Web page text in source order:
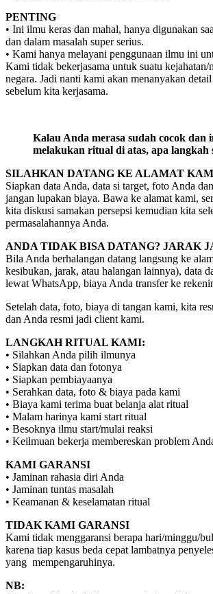
PENTING
• Ini ilmu keras dan mahal, hanya digunakan
dan dalam masalah super serius.
• Kami hanya melayani penggunaan ilmu ini
Kami tidak bekerjasama untuk suatu kejahatan/
negara. Jadi nanti kami akan menanyakan
sebelum kita kerjasama.
Kalau Anda merasa sudah cocok dan
melakukan ritual di atas, apa langkah
SILAHKAN DATANG KE ALAMAT
Siapkan data Anda, data si target, foto Anda
jangan lupakan biaya. Bawa ke alamat kami,
kita diskusi samakan persepsi kemudian kita
permasalahannya Anda.
ANDA TIDAK BISA DATANG? JARAK
Bila Anda berhalangan datang langsung ke
kesibukan, jarak, atau halangan lainnya), data
lewat WhatsApp, biaya Anda transfer ke
Setelah data, foto, biaya di tangan kami, kita
dan Anda resmi jadi client kami.
LANGKAH RITUAL KAMI:
• Silahkan Anda pilih ilmunya
• Siapkan data dan fotonya
• Siapkan pembiayaanya
• Serahkan data, foto & biaya pada kami
• Biaya kami terima buat belanja alat ritual
• Malam harinya kami start ritual
• Besoknya ilmu start/mulai reaksi
• Keilmuan bekerja membereskan problem
KAMI GARANSI
• Jaminan rahasia diri Anda
• Jaminan tuntas masalah
• Keamanan & keselamatan ritual
TIDAK KAMI GARANSI
Kami tidak menggaransi berapa hari/minggu/
karena tiap kasus beda cepat lambatnya
yang mempengaruhinya.
NB: